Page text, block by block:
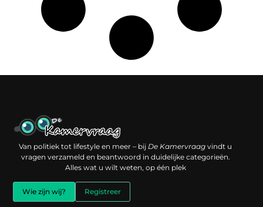
Van politiek tot lifestyle en meer – bijDe Kamervraag vindt u
vragen verzameld en beantwoord in duidelijke categorieën.
Alles wat u wilt weten, op één plek
Wie zijn wij? Registreer